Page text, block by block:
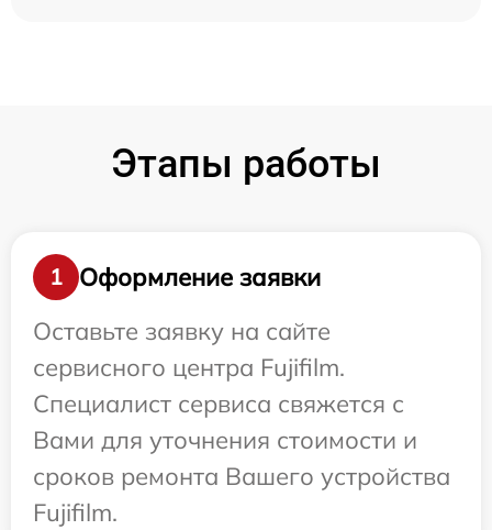
Этапы работы
1
Оформление заявки
Оставьте заявку на сайте
сервисного центра Fujifilm.
Специалист сервиса свяжется с
Вами для уточнения стоимости и
сроков ремонта Вашего устройства
Fujifilm.